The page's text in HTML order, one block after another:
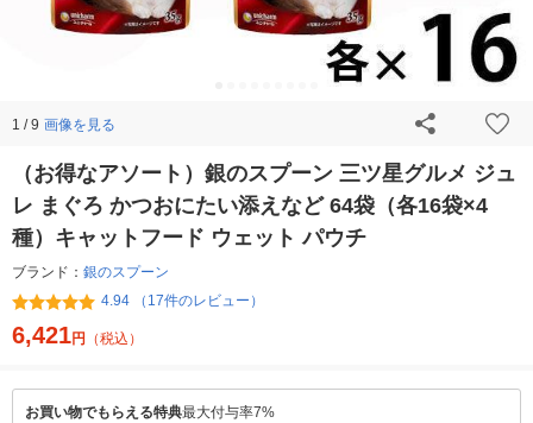
1 / 9 画像を見る
（お得なアソート）銀のスプーン 三ツ星グルメ ジュ
レ まぐろ かつおにたい添えなど 64袋（各16袋×4
種）キャットフード ウェット パウチ
ブランド： 銀のスプーン
4.94 （17件のレビュー）
6,421円 （税込）
お買い物でもらえる特典最大付与率7%